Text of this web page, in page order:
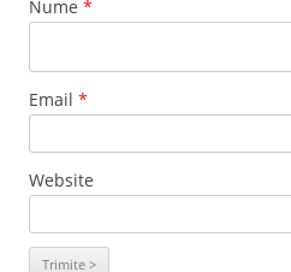
Nume *
Email *
Website